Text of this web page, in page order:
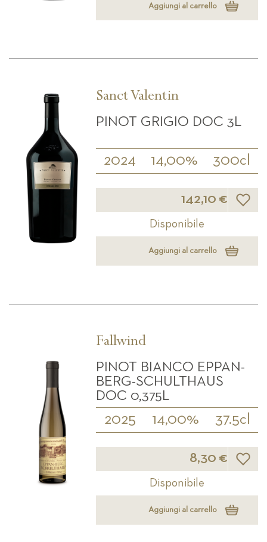
Aggiungi al carrello
Sanct Valentin
PINOT GRIGIO DOC 3L
2024 14,00% 300cl
142,10 €
Disponibile
Aggiungi al carrello
Fallwind
PINOT BIANCO EPPAN-
BERG-SCHULTHAUS
DOC 0,375L
2025 14,00% 37.5cl
8,30 € Lista
Disponibile
Aggiungi al carrello